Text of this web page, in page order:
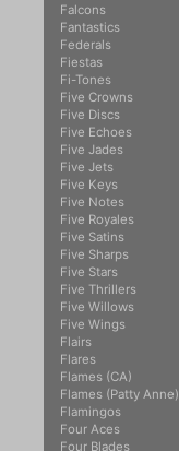
Falcons
Fantastics
Federals
Fiestas
Fi-Tones
Five Crowns
Five Discs
Five Echoes
Five Jades
Five Jets
Five Keys
Five Notes
Five Royales
Five Satins
Five Sharps
Five Stars
Five Thrillers
Five Willows
Five Wings
Flairs
Flares
Flames (CA)
Flames (Patty Anne)
Flamingos
Four Aces
Four Blades